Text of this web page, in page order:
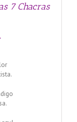
7 Chacras